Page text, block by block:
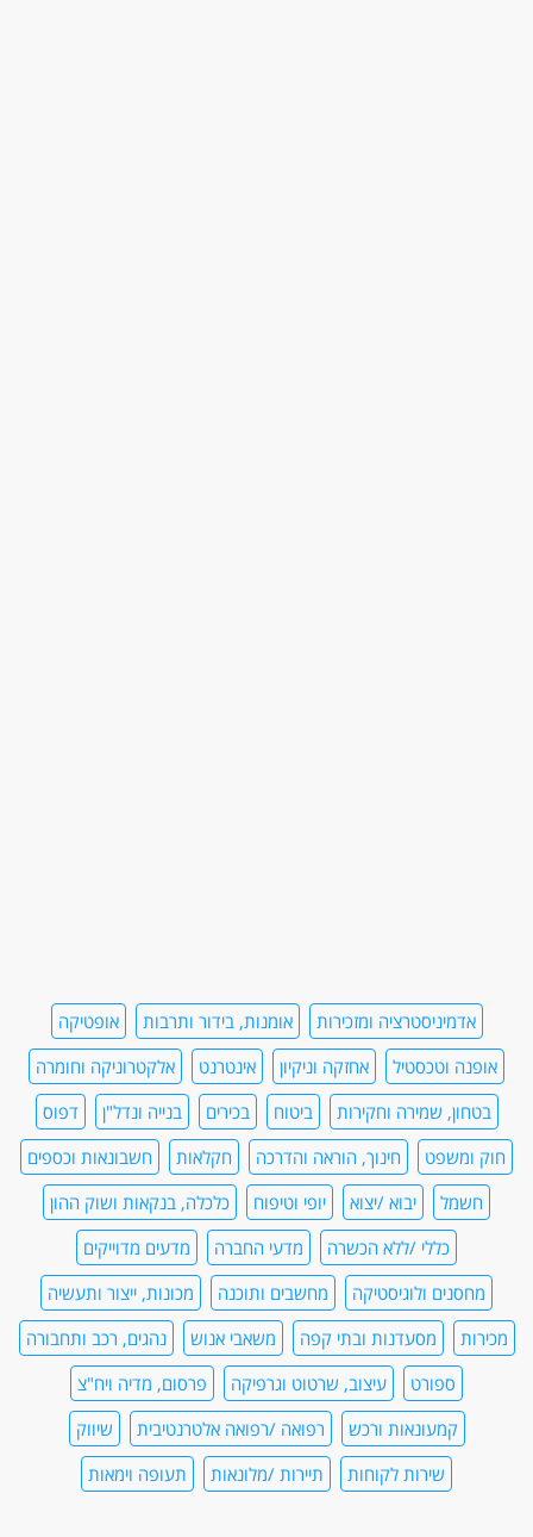
אדמיניסטרציה ומזכירות אומנות, בידור ותרבות
אופטיקה
אופנה וטכסטיל
אחזקה וניקיון אינטרנט
אלקטרוניקה וחומרה
בטחון, שמירה וחקירות
ביטוח בכירים בנייה ונדל"ן
דפוס
חוק ומשפט
חינוך, הוראה והדרכה חקלאות
חשבונאות וכספים
חשמל
יבוא /יצוא יופי וטיפוח
כלכלה, בנקאות ושוק ההון
כללי /ללא הכשרה
מדעי החברה
מדעים מדוייקים
מחסנים ולוגיסטיקה
מחשבים ותוכנה
מכונות, ייצור ותעשיה
מכירות
מסעדנות ובתי קפה משאבי אנוש
נהגים, רכב ותחבורה
ספורט
עיצוב, שרטוט וגרפיקה
פרסום, מדיה ויח"צ
קמעונאות ורכש
רפואה /רפואה אלטרנטיבית
שיווק
שירות לקוחות
תיירות /מלונאות תעופה וימאות